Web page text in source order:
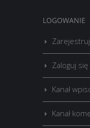
LOGOWANIE
Zaloguj się
Kanał
Kanał